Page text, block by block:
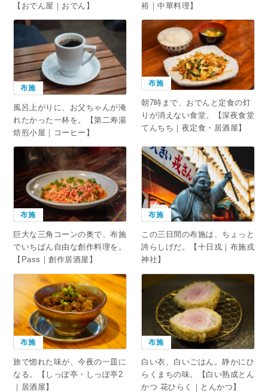
【おでん屋｜おでん】
裕｜中華料理】
布施
風呂上がりに、お父ちゃんが淹
れたかった一杯を。【第二寿湯
焙煎小屋｜コーヒー】
布施
朝7時まで、おでんと定食の灯
りが消えない食堂。【深夜食堂
てんちち｜夜定食・居酒屋】
布施
巨大な三角コーンの奥で、布施
でいちばん自由な創作料理を。
【Pass｜創作居酒屋】
布施
この三日間の布施は、ちょっと
誇らしげだ。【十日戎｜布施戎
神社】
布施
旅で惚れた味が、今夜の一皿に
なる。【しっぽ亭・しっぽ亭2
｜居酒屋】
布施
白い衣、白いごはん。静かにひ
らくまちの味。【白い熟成とん
かつ 花ひらく｜とんかつ】